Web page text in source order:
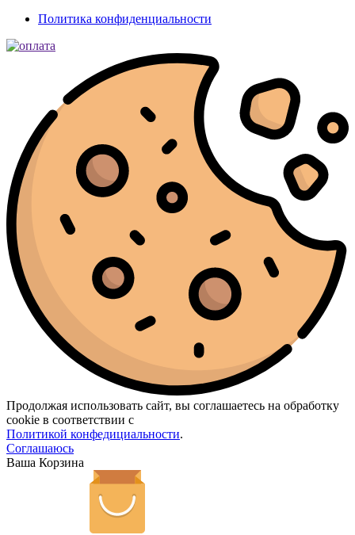
Политика конфиденциальности
Продолжая использовать сайт, вы соглашаетесь на обработку
cookie в соответствии с
Политикой конфедициальности.
Соглашаюсь
Ваша Корзина